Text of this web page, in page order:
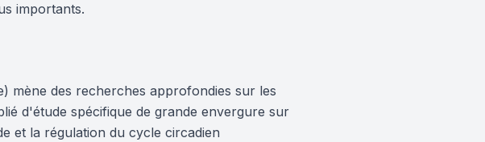
importants.
mène des recherches approfondies sur les
d'étude spécifique de grande envergure sur
et la régulation du cycle circadien